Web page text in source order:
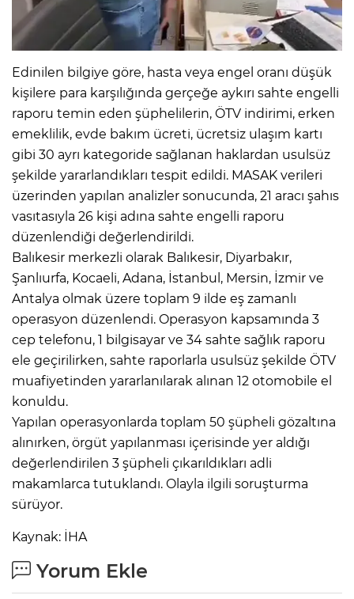
Edinilen bilgiye göre, hasta veya engel oranı düşük
kişilere para karşılığında gerçeğe aykırı sahte engelli
raporu temin eden şüphelilerin, ÖTV indirimi, erken
emeklilik, evde bakım ücreti, ücretsiz ulaşım kartı
gibi 30 ayrı kategoride sağlanan haklardan usulsüz
şekilde yararlandıkları tespit edildi. MASAK verileri
üzerinden yapılan analizler sonucunda, 21 aracı şahıs
vasıtasıyla 26 kişi adına sahte engelli raporu
düzenlendiği değerlendirildi.
Balıkesir merkezli olarak Balıkesir, Diyarbakır,
Şanlıurfa, Kocaeli, Adana, İstanbul, Mersin, İzmir ve
Antalya olmak üzere toplam 9 ilde eş zamanlı
operasyon düzenlendi. Operasyon kapsamında 3
cep telefonu, 1 bilgisayar ve 34 sahte sağlık raporu
ele geçirilirken, sahte raporlarla usulsüz şekilde ÖTV
muafiyetinden yararlanılarak alınan 12 otomobile el
konuldu.
Yapılan operasyonlarda toplam 50 şüpheli gözaltına
alınırken, örgüt yapılanması içerisinde yer aldığı
değerlendirilen 3 şüpheli çıkarıldıkları adli
makamlarca tutuklandı. Olayla ilgili soruşturma
sürüyor.
Kaynak: İHA
Yorum Ekle